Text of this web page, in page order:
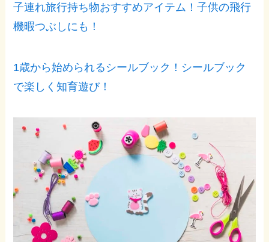
子連れ旅行持ち物おすすめアイテム！子供の飛行
機暇つぶしにも！
1歳から始められるシールブック！シールブック
で楽しく知育遊び！